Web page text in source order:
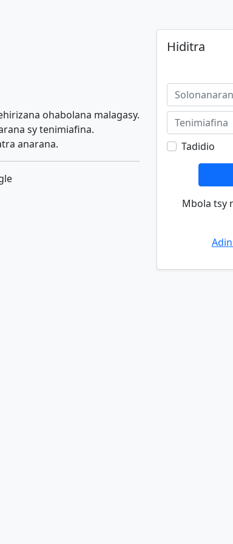
ohabolana malagasy.
sy tenimiafina.
anarana.
Hiditra
Tadidio
Mbola tsy